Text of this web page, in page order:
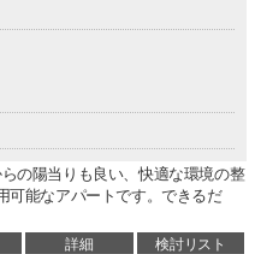
の陽当りも良い、快適な環境の整
可能なアパートです。できるだ
詳細
検討リスト